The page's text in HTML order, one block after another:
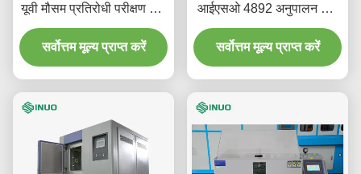
यूवी मौसम प्रतिरोधी परीक्षण कक्ष
ASTM G154
सर्वोत्तम मूल्य प्राप्त करें
आईएसओ 4892 अनुपालन और
6500cm2 एक्सपोज़र क्षेत्र के
साथ वाटर-कूल्ड ज़ेनॉन आर्क
वेदरिंग चैंबर
सर्वोत्तम मूल्य प्राप्त करें